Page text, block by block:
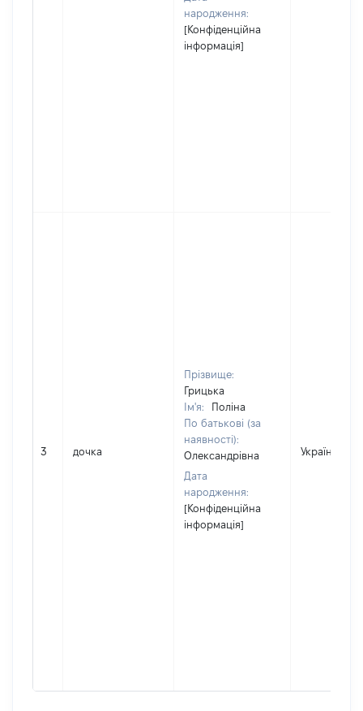
народження:
[Конфіденційна
інформація]
3 дочка
Прізвище:
Грицька
Ім'я:
Поліна
По батькові (за
наявності):
Олександрівна
Дата
народження:
[Конфіденційна
інформація]
Україна